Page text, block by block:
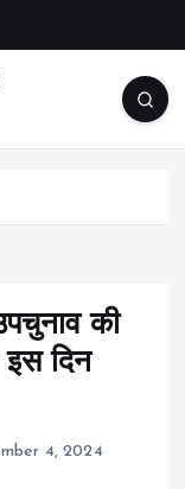
की
इस दिन
4, 2024